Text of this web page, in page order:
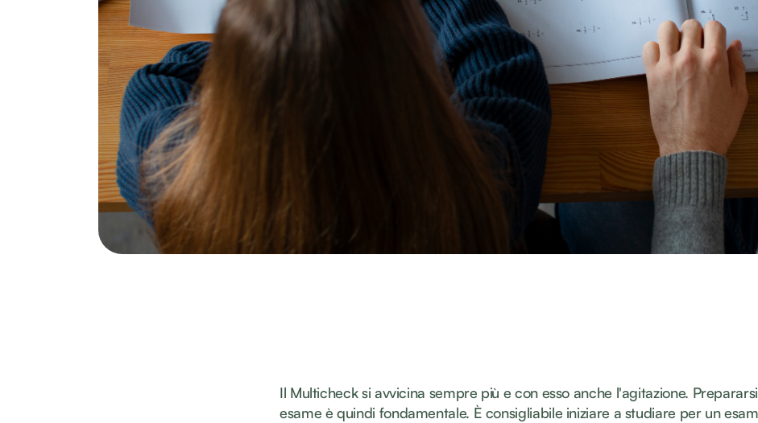
Il Multicheck si avvicina sempre più e con esso anche l'agitazione.
esame è quindi fondamentale. È consigliabile iniziare a studiare per un